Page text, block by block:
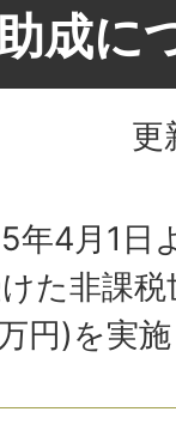
成に
更
年4月1日
た非課
円)を実